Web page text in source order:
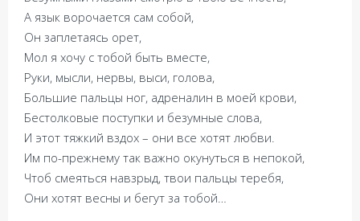
А язык ворочается сам собой,
Он заплетаясь орет,
Мол я хочу с тобой быть вместе,
Руки, мысли, нервы, выси, голова,
Большие пальцы ног, адреналин в моей крови,
Бестолковые поступки и безумные слова,
И этот тяжкий вздох – они все хотят любви.
Им по-прежнему так важно окунуться в непокой,
Чтоб смеяться навзрыд, твои пальцы теребя,
Они хотят весны и бегут за тобой…